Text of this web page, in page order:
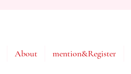
About mention&Register